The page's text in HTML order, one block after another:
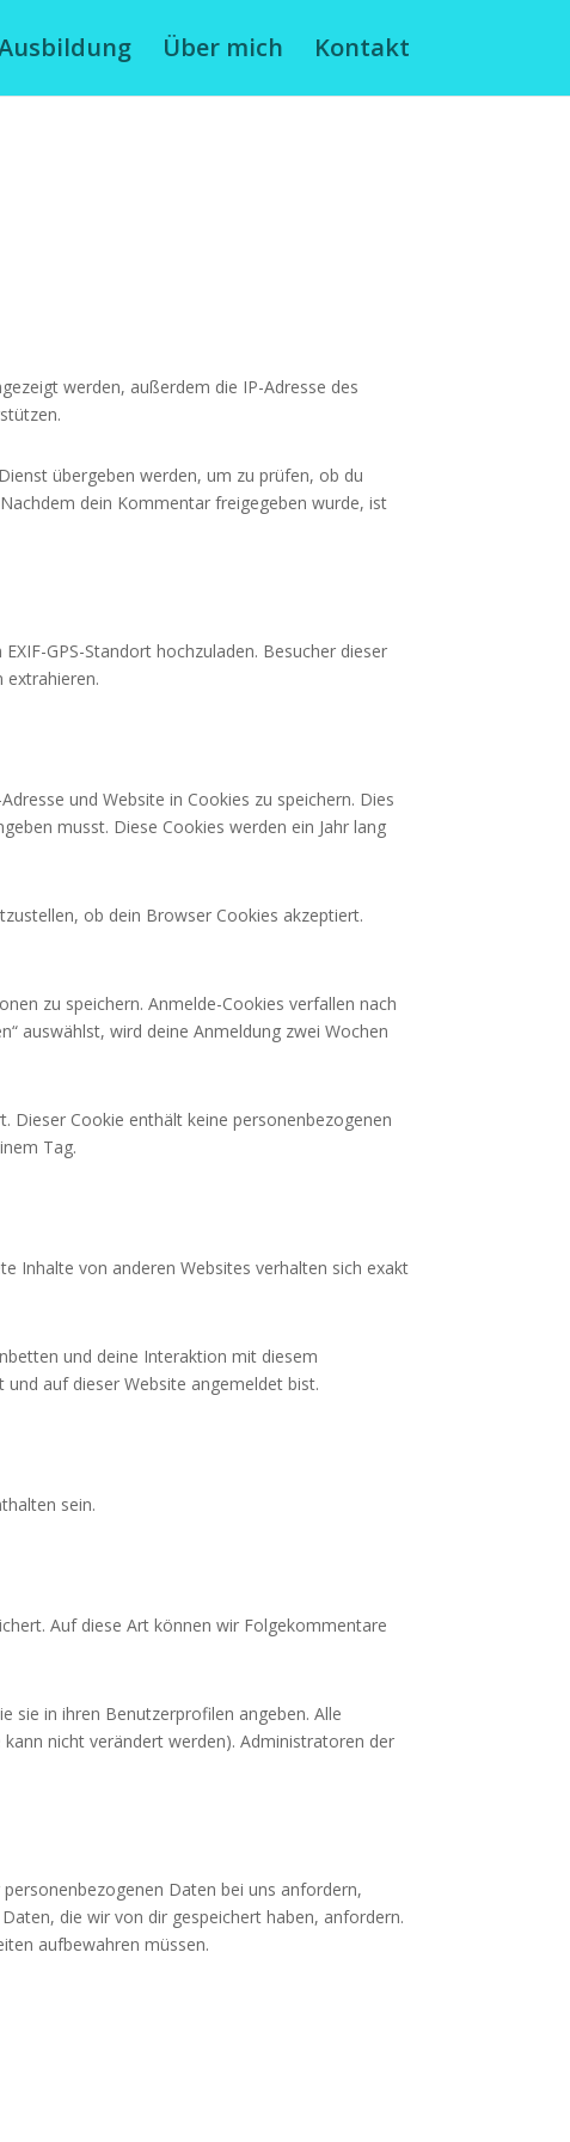
Über mich Kontakt
werden, außerdem die IP-Adresse des
übergeben werden, um zu prüfen, ob du
dein Kommentar freigegeben wurde, ist
GPS-Standort hochzuladen. Besucher dieser
extrahieren.
und Website in Cookies zu speichern. Dies
musst. Diese Cookies werden ein Jahr lang
ob dein Browser Cookies akzeptiert.
zu speichern. Anmelde-Cookies verfallen nach
auswählst, wird deine Anmeldung zwei Wochen
Dieser Cookie enthält keine personenbezogenen
Tag.
Inhalte von anderen Websites verhalten sich exakt
und deine Interaktion mit diesem
auf dieser Website angemeldet bist.
sein.
Auf diese Art können wir Folgekommentare
sie in ihren Benutzerprofilen angeben. Alle
nicht verändert werden). Administratoren der
Daten bei uns anfordern,
die wir von dir gespeichert haben, anfordern.
aufbewahren müssen.